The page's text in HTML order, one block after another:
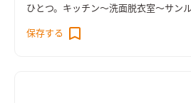
ひとつ。キッチン～洗面脱衣室～サン
ゼットを８の字で回遊できます。その
斎、家族みんなで使えるLDKデスクカ
保存する